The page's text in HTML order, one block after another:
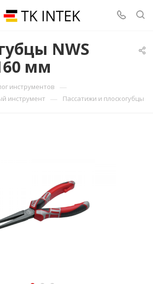
NWS
мм
инструментов —
инструмент — Пассатижи и плоскогубцы